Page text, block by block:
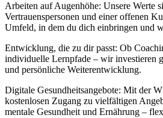
Arbeiten auf Augenhöhe: Unsere Werte
Vertrauenspersonen und einer offenen
Umfeld, in dem du dich einbringen und
Entwicklung, die zu dir passt: Ob
individuelle Lernpfade – wir investieren
und persönliche Weiterentwicklung.
Digitale Gesundheitsangebote: Mit der
kostenlosen Zugang zu vielfältigen
mentale Gesundheit und Ernährung –